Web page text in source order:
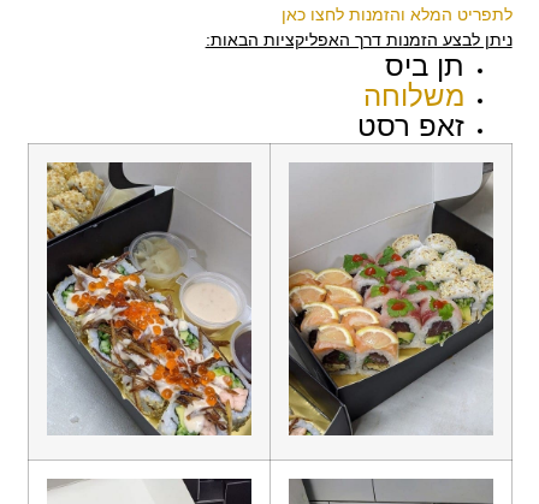
לתפריט המלא והזמנות לחצו כאן
ניתן לבצע הזמנות דרך האפליקציות הבאות:
תן ביס
משלוחה
זאפ רסט